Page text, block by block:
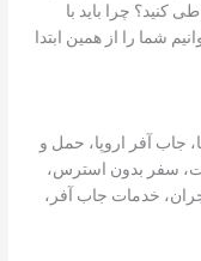
کنید؟ چرا باید با
شما را از همین ابتدا
جاب آفر اروپا، حمل و
سفر بدون استرس،
خدمات جاب آفر،